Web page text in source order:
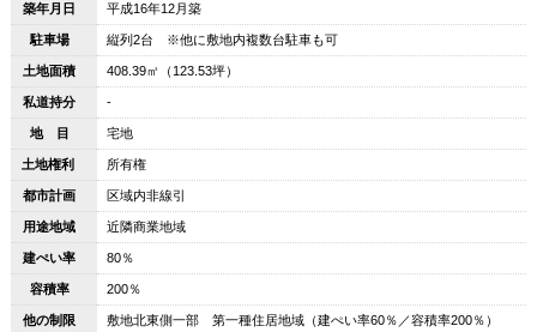
築年月日 平成16年12月築
駐車場 縦列2台 ※他に敷地内複数台駐車も可
土地面積 408.39㎡（123.53坪）
私道持分 -
地 目 宅地
土地権利 所有権
都市計画 区域内非線引
用途地域 近隣商業地域
建ぺい率 80％
容積率 200％
他の制限 敷地北東側一部 第一種住居地域（建ぺい率60％／容積率200％）